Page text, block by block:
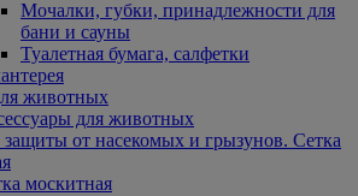
Мочалки, губки, принадлежности для
бани и сауны
Туалетная бумага, салфетки
животных
для животных
защиты от насекомых и грызунов. Сетка
москитная